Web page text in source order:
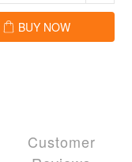
BUY NOW
Customer